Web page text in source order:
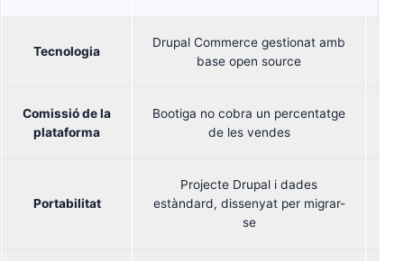
Tecnologia
Drupal Commerce gestionat amb
base open source
Comissió de la
plataforma
Bootiga no cobra un percentatge
de les vendes
Portabilitat
Projecte Drupal i dades
estàndard, dissenyat per migrar-
se